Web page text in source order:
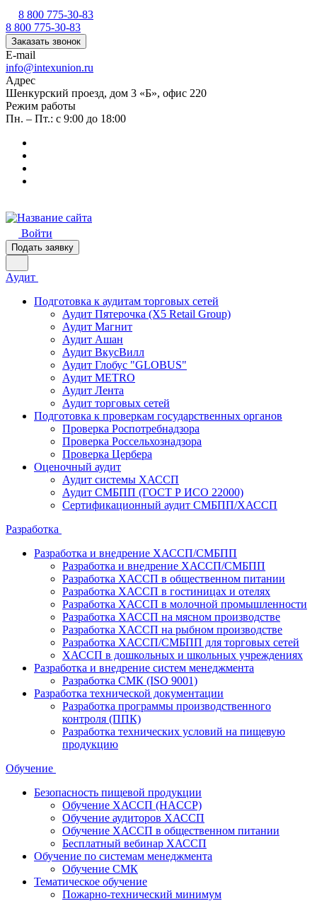
8 800 775-30-83
8 800 775-30-83
Заказать звонок
E-mail
info@intexunion.ru
Адрес
Шенкурский проезд, дом 3 «Б», офис 220
Режим работы
Пн. – Пт.: с 9:00 до 18:00
Войти
Подать заявку
Аудит
Подготовка к аудитам торговых сетей
Аудит Пятерочка (X5 Retail Group)
Аудит Магнит
Аудит Ашан
Аудит ВкусВилл
Аудит Глобус "GLOBUS"
Аудит METRO
Аудит Лента
Аудит торговых сетей
Подготовка к проверкам государственных органов
Проверка Роспотребнадзора
Проверка Россельхознадзора
Проверка Цербера
Оценочный аудит
Аудит системы ХАССП
Аудит СМБПП (ГОСТ Р ИСО 22000)
Сертификационный аудит СМБПП/ХАССП
Разработка
Разработка и внедрение ХАССП/СМБПП
Разработка и внедрение ХАССП/СМБПП
Разработка ХАССП в общественном питании
Разработка ХАССП в гостиницах и отелях
Разработка ХАССП в молочной промышленности
Разработка ХАССП на мясном производстве
Разработка ХАССП на рыбном производстве
Разработка ХАССП/СМБПП для торговых сетей
ХАССП в дошкольных и школьных учреждениях
Разработка и внедрение систем менеджмента
Разработка СМК (ISO 9001)
Разработка технической документации
Разработка программы производственного
контроля (ППК)
Разработка технических условий на пищевую
продукцию
Обучение
Безопасность пищевой продукции
Обучение ХАССП (HACCP)
Обучение аудиторов ХАССП
Обучение ХАССП в общественном питании
Бесплатный вебинар ХАССП
Обучение по системам менеджмента
Обучение СМК
Тематическое обучение
Пожарно-технический минимум